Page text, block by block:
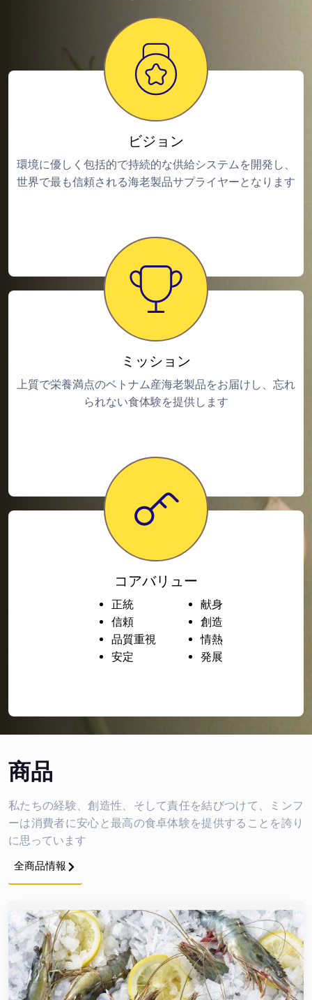
ビジョン
環境に優しく包括的で持続的な供給システムを開発し、
世界で最も信頼される海老製品サプライヤーとなります
ミッション
上質で栄養満点のベトナム産海老製品をお届けし、忘れ
られない食体験を提供します
コアバリュー
正統
信頼
品質重視
安定
献身
創造
情熱
発展
商品
全商品情報
私たちの経験、創造性、そして責任を結びつけて、ミンフ
ーは消費者に安心と最高の食卓体験を提供することを誇り
に思っています